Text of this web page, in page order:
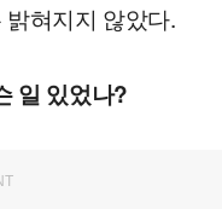
혀지지 않았다.
일 있었나?